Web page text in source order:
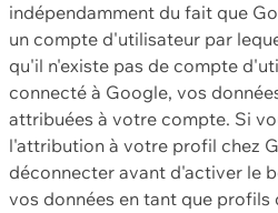
indépendamment du fait que
un compte d'utilisateur par
qu'il n'existe pas de compte
connecté à Google, vos
attribuées à votre compte. Si
l'attribution à votre profil chez
déconnecter avant d'activer le
vos données en tant que